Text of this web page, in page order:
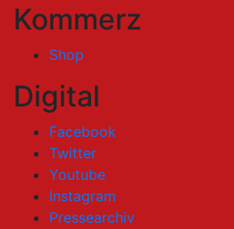
Kommerz
Shop
Digital
Facebook
Twitter
Youtube
Instagram
Pressearchiv